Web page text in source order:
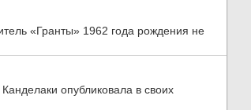
«Гранты» 1962 года рождения не
опубликовала в своих